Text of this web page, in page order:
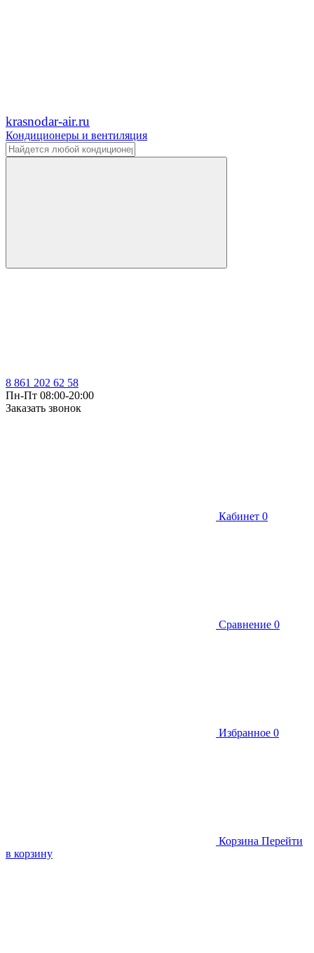
krasnodar-air.ru
Кондиционеры и вентиляция
8 861 202 62 58
Пн-Пт 08:00-20:00
Заказать звонок
Кабинет 0
Сравнение 0
Избранное 0
Корзина Перейти
в корзину